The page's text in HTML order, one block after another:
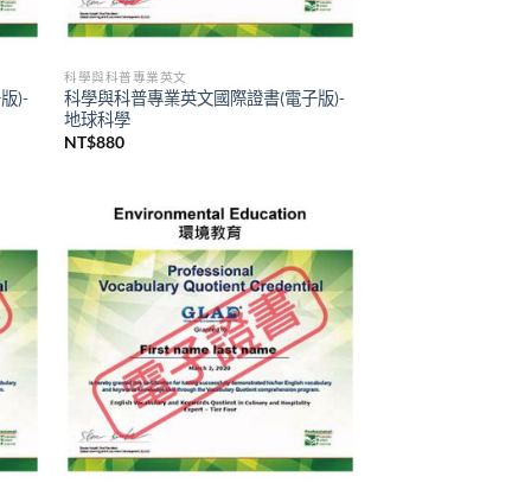
)-
科學與科普專業英文
科學與科普專業英文國際證書(電子版)-
地球科學
NT$880